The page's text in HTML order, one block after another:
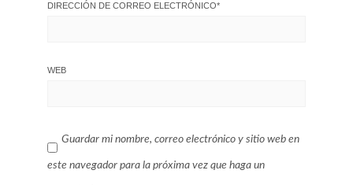
DIRECCIÓN DE CORREO ELECTRÓNICO*
WEB
Guardar mi nombre, correo electrónico y sitio web en
este navegador para la próxima vez que haga un